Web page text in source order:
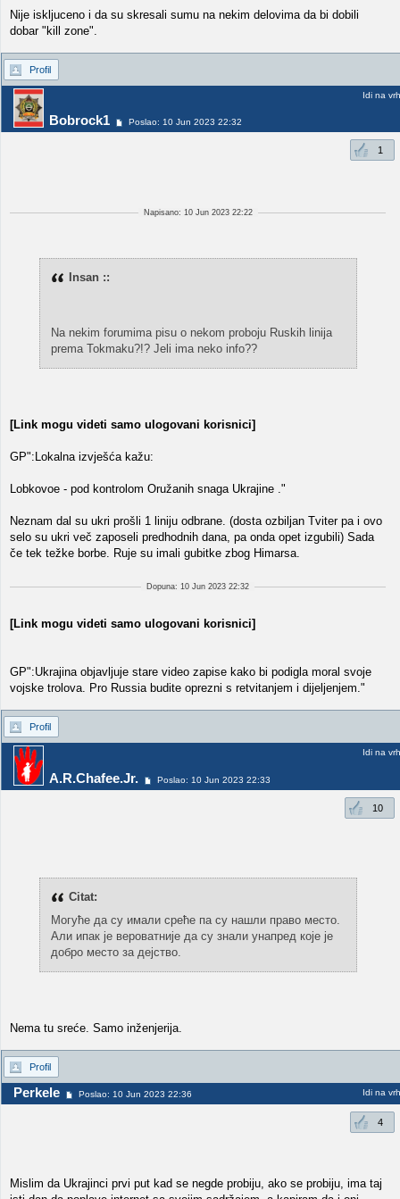
Nije iskljuceno i da su skresali sumu na nekim delovima da bi dobili
dobar "kill zone".
Profil
Bobrock1 Poslao: 10 Jun 2023 22:32
Idi na vrh
1
Napisano: 10 Jun 2023 22:22
Insan ::
Na nekim forumima pisu o nekom proboju Ruskih linija
prema Tokmaku?!? Jeli ima neko info??
[Link mogu videti samo ulogovani korisnici]
GP":Lokalna izvješća kažu:
Lobkovoe - pod kontrolom Oružanih snaga Ukrajine ."
Neznam dal su ukri prošli 1 liniju odbrane. (dosta ozbiljan Tviter pa i ovo
selo su ukri več zaposeli predhodnih dana, pa onda opet izgubili) Sada
če tek težke borbe. Ruje su imali gubitke zbog Himarsa.
Dopuna: 10 Jun 2023 22:32
[Link mogu videti samo ulogovani korisnici]
GP":Ukrajina objavljuje stare video zapise kako bi podigla moral svoje
vojske trolova. Pro Russia budite oprezni s retvitanjem i dijeljenjem."
Profil
A.R.Chafee.Jr. Poslao: 10 Jun 2023 22:33
Idi na vrh
10
Citat:
Могуће да су имали среће па су нашли право место.
Али ипак је вероватније да су знали унапред које је
добро место за дејство.
Nema tu sreće. Samo inženjerija.
Profil
Perkele Poslao: 10 Jun 2023 22:36 Idi na vrh
4
Mislim da Ukrajinci prvi put kad se negde probiju, ako se probiju, ima taj